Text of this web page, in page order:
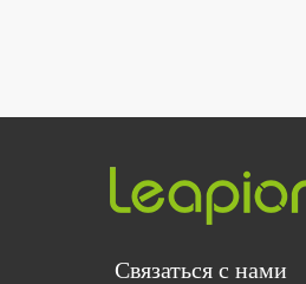
Связаться с нами